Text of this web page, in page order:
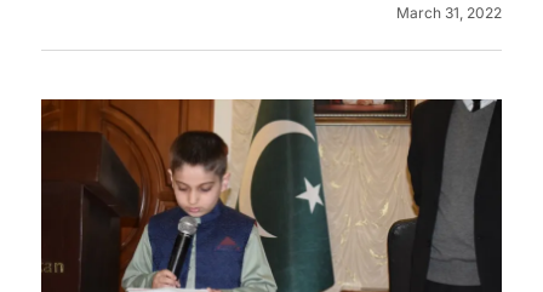
March 31, 2022